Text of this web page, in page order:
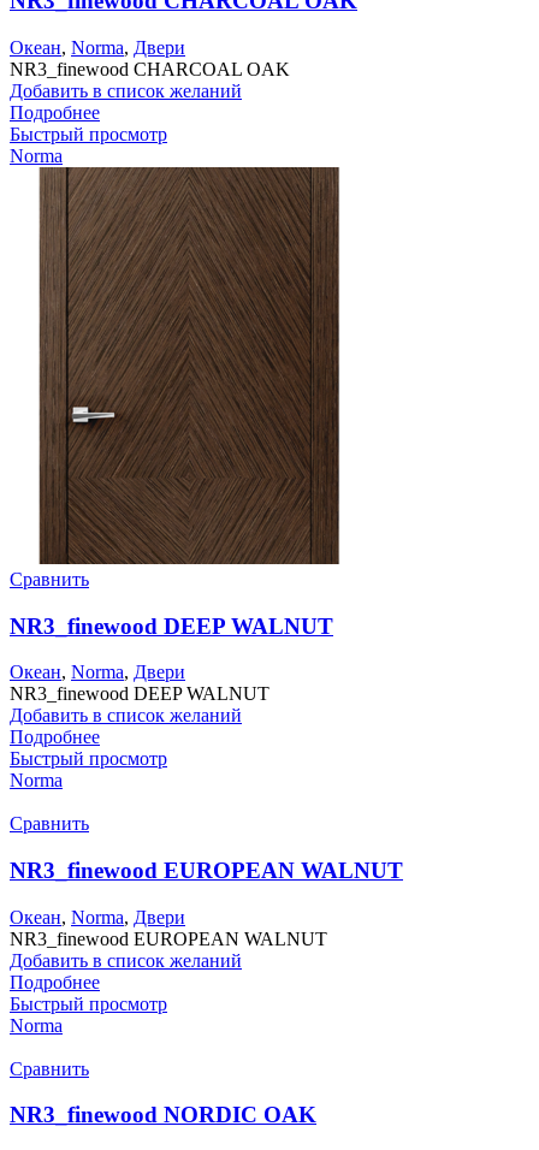
Океан, Norma, Двери
NR3_finewood CHARCOAL OAK
Добавить в список желаний
Подробнее
Быстрый просмотр
Norma
Сравнить
NR3_finewood DEEP WALNUT
Океан, Norma, Двери
NR3_finewood DEEP WALNUT
Добавить в список желаний
Подробнее
Быстрый просмотр
Norma
Сравнить
NR3_finewood EUROPEAN WALNUT
Океан, Norma, Двери
NR3_finewood EUROPEAN WALNUT
Добавить в список желаний
Подробнее
Быстрый просмотр
Norma
Сравнить
NR3_finewood NORDIC OAK